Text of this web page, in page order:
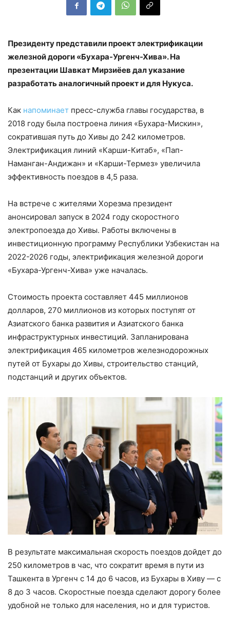
Президенту представили проект электрификации
железной дороги «Бухара-Ургенч-Хива». На
презентации Шавкат Мирзиёев дал указание
разработать аналогичный проект и для Нукуса.
Как напоминает пресс-служба главы государства, в
2018 году была построена линия «Бухара-Мискин»,
сократившая путь до Хивы до 242 километров.
Электрификация линий «Карши-Китаб», «Пап-
Наманган-Андижан» и «Карши-Термез» увеличила
эффективность поездов в 4,5 раза.
На встрече с жителями Хорезма президент
анонсировал запуск в 2024 году скоростного
электропоезда до Хивы. Работы включены в
инвестиционную программу Республики Узбекистан на
2022-2026 годы, электрификация железной дороги
«Бухара-Ургенч-Хива» уже началась.
Стоимость проекта составляет 445 миллионов
долларов, 270 миллионов из которых поступят от
Азиатского банка развития и Азиатского банка
инфраструктурных инвестиций. Запланирована
электрификация 465 километров железнодорожных
путей от Бухары до Хивы, строительство станций,
подстанций и других объектов.
В результате максимальная скорость поездов дойдет до
250 километров в час, что сократит время в пути из
Ташкента в Ургенч с 14 до 6 часов, из Бухары в Хиву — с
8 до 3 часов. Скоростные поезда сделают дорогу более
удобной не только для населения, но и для туристов.